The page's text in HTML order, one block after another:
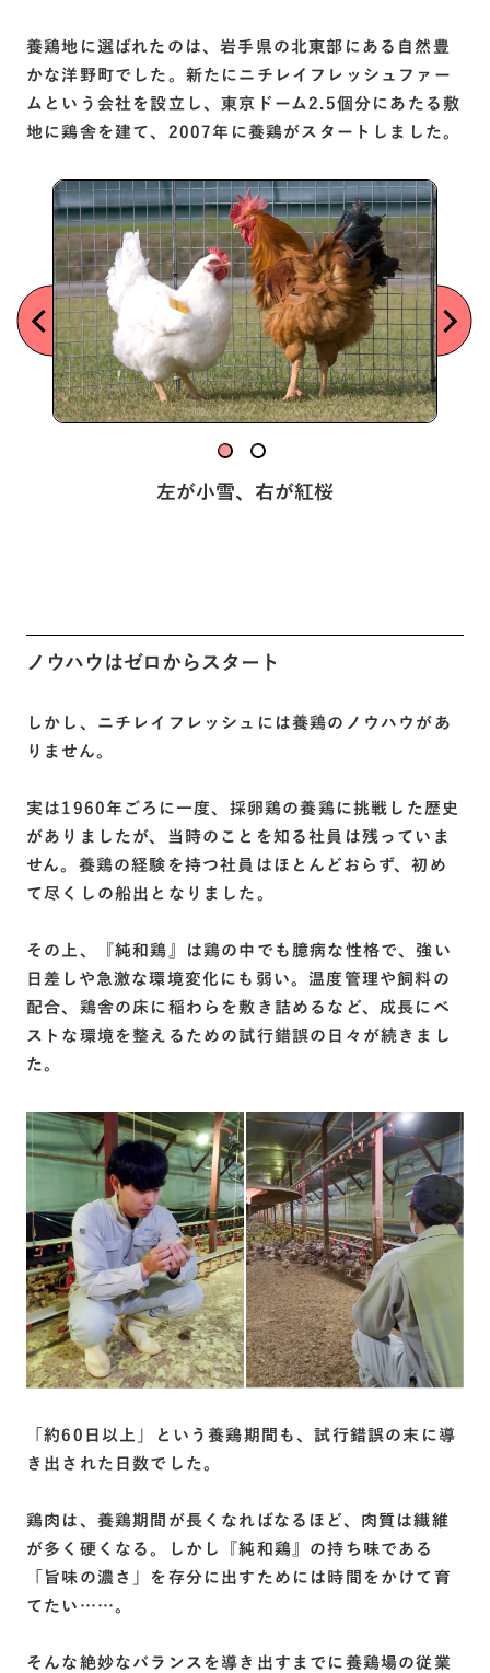
養鶏地に選ばれたのは、岩手県の北東部にある自然豊
かな洋野町でした。新たにニチレイフレッシュファー
ムという会社を設立し、東京ドーム2.5個分にあたる敷
地に鶏舎を建て、2007年に養鶏がスタートしました。
左が小雪、右が紅桜
ノウハウはゼロからスタート
しかし、ニチレイフレッシュには養鶏のノウハウがあ
りません。
実は1960年ごろに一度、採卵鶏の養鶏に挑戦した歴史
がありましたが、当時のことを知る社員は残っていま
せん。養鶏の経験を持つ社員はほとんどおらず、初め
て尽くしの船出となりました。
その上、『純和鶏』は鶏の中でも臆病な性格で、強い
日差しや急激な環境変化にも弱い。温度管理や飼料の
配合、鶏舎の床に稲わらを敷き詰めるなど、成長にベ
ストな環境を整えるための試行錯誤の日々が続きまし
た。
「約60日以上」という養鶏期間も、試行錯誤の末に導
き出された日数でした。
鶏肉は、養鶏期間が長くなればなるほど、肉質は繊維
が多く硬くなる。しかし『純和鶏』の持ち味である
「旨味の濃さ」を存分に出すためには時間をかけて育
てたい……。
そんな絶妙なバランスを導き出すまでに養鶏場の従業